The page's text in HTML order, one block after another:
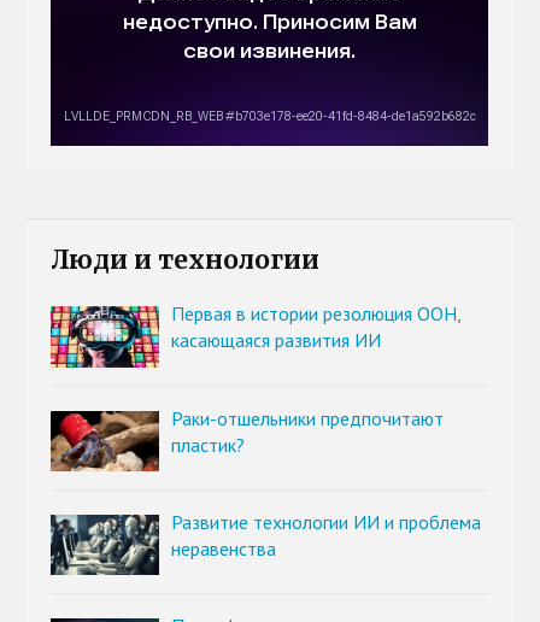
Люди и технологии
Первая в истории резолюция ООН,
касающаяся развития ИИ
Раки-отшельники предпочитают
пластик?
Развитие технологии ИИ и проблема
неравенства